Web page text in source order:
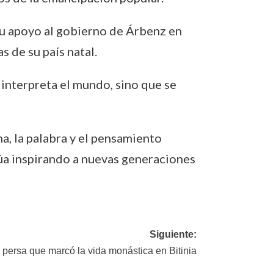
apoyo al gobierno de Árbenz en
de su país natal.
el mundo, sino que se
la palabra y el pensamiento
inspirando a nuevas generaciones
Siguiente:
que marcó la vida monástica en Bitinia